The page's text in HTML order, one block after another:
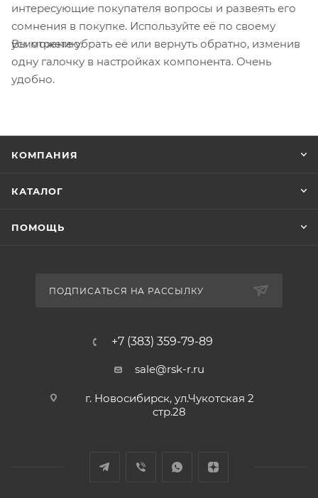
Объем рабочей камеры, л
785
Объём, м3
0.79
Материал корпуса
ПНД
Количество, шт площадок
Срок эксплуатации, лет
50
Высота горловины, мм
интересующие покупателя вопросы и развеять его
сомнения в покупке. Используйте её по своему
усмотрению.
Вы можете убрать её или вернуть обратно, изменив
одну галочку в настройках компонента. Очень
удобно.
КОМПАНИЯ
КАТАЛОГ
ПОМОЩЬ
ПОДПИСАТЬСЯ НА РАССЫЛКУ
+7 (383) 359-79-89
sale@rsk-r.ru
г. Новосибирск, ул.Чукотская 2
стр.28